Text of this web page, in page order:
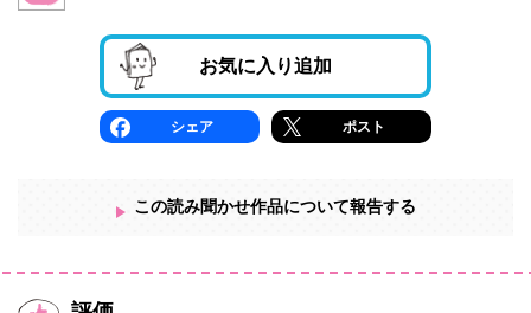
お気に入り追加
シェア ポスト
この読み聞かせ作品について報告する